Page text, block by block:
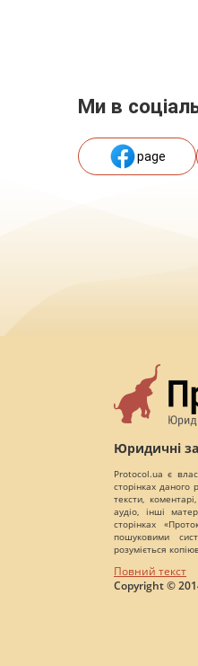
Ми в
page
Юридичні
Protocol.ua є
сторінках даного
тексти,
аудіо, інші
сторінках
пошуковими
розуміється
Повний текст
Copyright ©